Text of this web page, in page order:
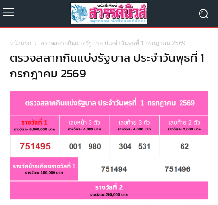
หน้าแรก ตรวจสลากกินแบ่งรัฐบาล ประจำวันพุธที่ 1 กรกฎาคม 2569
ตรวจสลากกินแบ่งรัฐบาล ประจำวันพุธที่ 1
กรกฎาคม 2569